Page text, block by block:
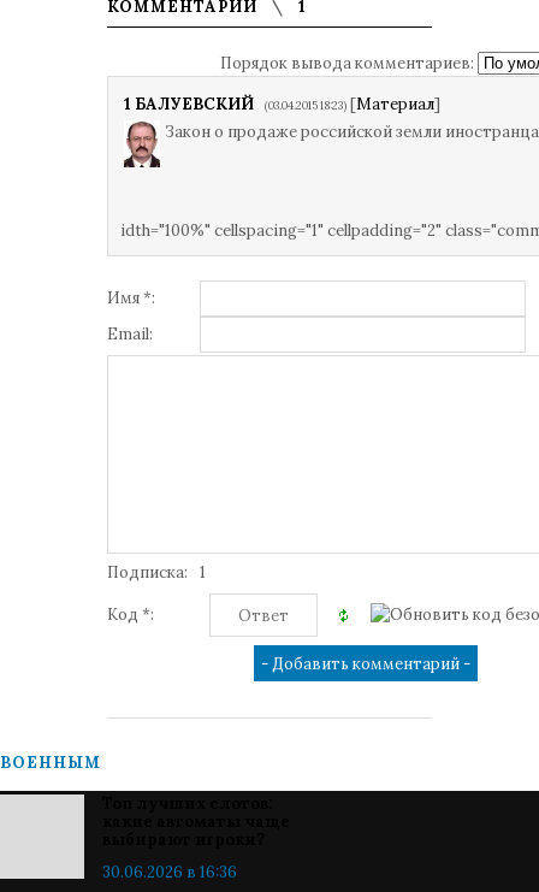
КОММЕНТАРИИ 1
Порядок вывода комментариев:
1 БАЛУЕВСКИЙ (03.04.2015 18:23) [Материал]
Закон о продаже российской земли
idth="100%" cellspacing="1" cellpadding="2"
Имя *:
Email:
Подписка: 1
Код *:
ВОЕННЫМ
30.06.2026 в 16:36